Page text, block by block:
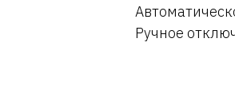
Ручное